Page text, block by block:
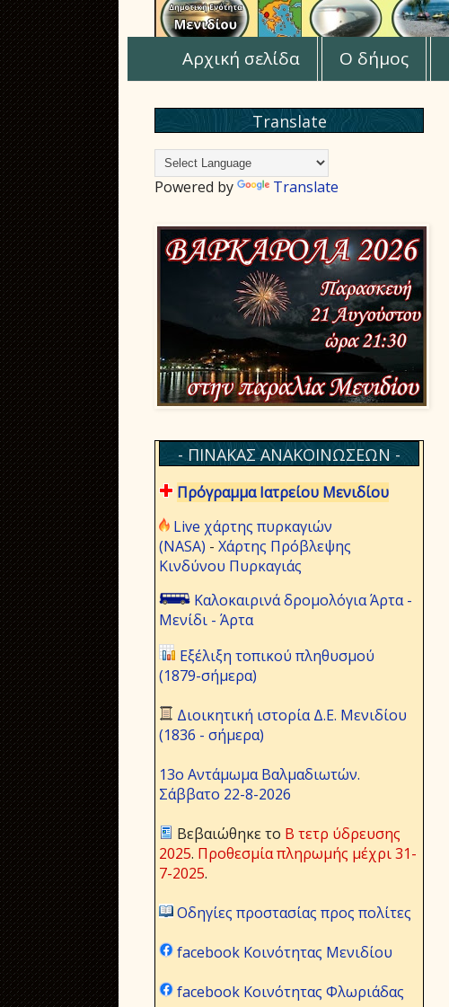
Αρχική σελίδα Ο δήμος
Translate
Powered by Translate
- ΠΙΝΑΚΑΣ ΑΝΑΚΟΙΝΩΣΕΩΝ -
Πρόγραμμα Ιατρείου Μενιδίου
Live χάρτης πυρκαγιών
(NASA) - Χάρτης Πρόβλεψης
Κινδύνου Πυρκαγιάς
Καλοκαιρινά δρομολόγια Άρτα -
Μενίδι - Άρτα
Εξέλιξη τοπικού πληθυσμού
(1879-σήμερα)
Διοικητική ιστορία Δ.Ε. Μενιδίου
(1836 - σήμερα)
13ο Αντάμωμα Βαλμαδιωτών.
Σάββατο 22-8-2026
Βεβαιώθηκε το Β τετρ ύδρευσης
2025. Προθεσμία πληρωμής μέχρι 31-
7-2025.
Οδηγίες προστασίας προς πολίτες
facebook Κοινότητας Μενιδίου
facebook Κοινότητας Φλωριάδας